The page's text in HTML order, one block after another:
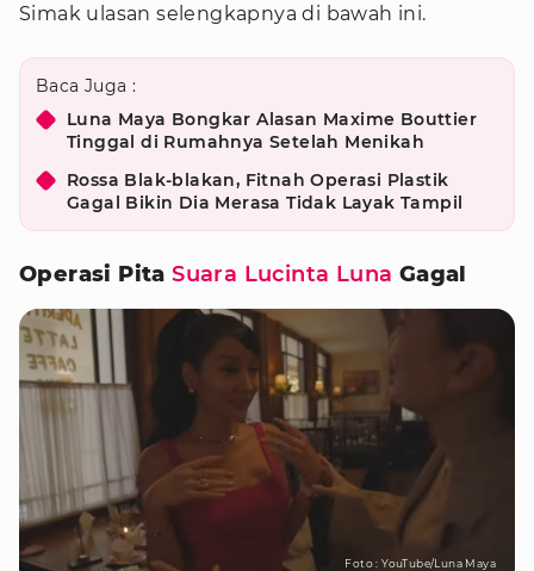
Simak ulasan selengkapnya di bawah ini.
Baca Juga :
Luna Maya Bongkar Alasan Maxime Bouttier
Tinggal di Rumahnya Setelah Menikah
Rossa Blak-blakan, Fitnah Operasi Plastik
Gagal Bikin Dia Merasa Tidak Layak Tampil
Operasi PitaSuara Lucinta Luna Gagal
Foto : YouTube/Luna Maya